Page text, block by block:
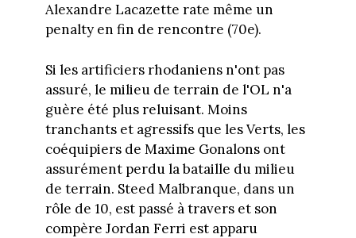
Alexandre Lacazette rate même un
penalty en fin de rencontre (70e).
Si les artificiers rhodaniens n'ont pas
assuré, le milieu de terrain de l'OL n'a
guère été plus reluisant. Moins
tranchants et agressifs que les Verts, les
coéquipiers de Maxime Gonalons ont
assurément perdu la bataille du milieu
de terrain. Steed Malbranque, dans un
rôle de 10, est passé à travers et son
compère Jordan Ferri est apparu